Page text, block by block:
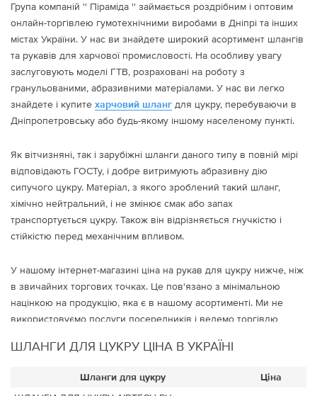
Група компаній '' Піраміда '' займається роздрібним і оптовим
онлайн-торгівлею гумотехнічними виробами в Дніпрі та інших
містах України. У нас ви знайдете широкий асортимент шлангів
та рукавів для харчової промисловості. На особливу увагу
заслуговують моделі ГТВ, розраховані на роботу з
гранульованими, абразивними матеріалами. У нас ви легко
знайдете і купите харчовий шланг для цукру, перебуваючи в
Дніпропетровську або будь-якому іншому населеному пункті.
Як вітчизняні, так і зарубіжні шланги даного типу в повній мірі
відповідають ГОСТу, і добре витримують абразивну дію
сипучого цукру. Матеріал, з якого зроблений такий шланг,
хімічно нейтральний, і не змінює смак або запах
транспортується цукру. Також він відрізняється гнучкістю і
стійкістю перед механічним впливом.
У нашому інтернет-магазині ціна на рукав для цукру нижче, ніж
в звичайних торгових точках. Це пов'язано з мінімальною
націнкою на продукцію, яка є в нашому асортименті. Ми не
використовуємо послуги посередників і ведемо торгівлю
по обраному вами товару, зверніться в службу підтримки.
ШЛАНГИ ДЛЯ ЦУКРУ ЦІНА В УКРАЇНІ
Шланги для цукру
Ціна